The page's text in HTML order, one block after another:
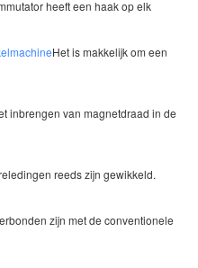
heeft een haak op elk
Het is makkelijk om een
inbrengen van magnetdraad in de
reeds zijn gewikkeld.
zijn met de conventionele